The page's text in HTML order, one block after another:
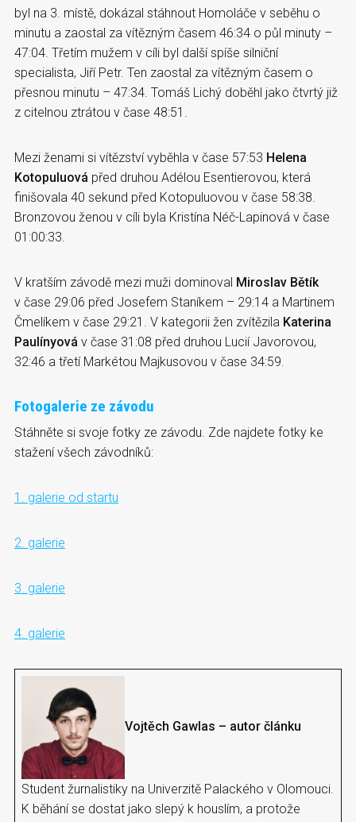
byl na 3. místě, dokázal stáhnout Homoláče v seběhu o
minutu a zaostal za vítězným časem 46:34 o půl minuty –
47:04. Třetím mužem v cíli byl další spíše silniční
specialista, Jiří Petr. Ten zaostal za vítězným časem o
přesnou minutu – 47:34. Tomáš Lichý doběhl jako čtvrtý již
z citelnou ztrátou v čase 48:51.
Mezi ženami si vítězství vyběhla v čase 57:53 Helena
Kotopuluová před druhou Adélou Esentierovou, která
finišovala 40 sekund před Kotopuluovou v čase 58:38.
Bronzovou ženou v cíli byla Kristína Néč-Lapinová v čase
01:00:33.
V kratším závodě mezi muži dominoval Miroslav Bětík
v čase 29:06 před Josefem Staníkem – 29:14 a Martinem
Čmelíkem v čase 29:21. V kategorii žen zvítězila Katerina
Paulínyová v čase 31:08 před druhou Lucií Javorovou,
32:46 a třetí Markétou Majkusovou v čase 34:59.
Fotogalerie ze závodu
Stáhněte si svoje fotky ze závodu. Zde najdete fotky ke
stažení všech závodníků:
1. galerie od startu
2. galerie
3. galerie
4. galerie
Vojtěch Gawlas – autor článku
Student žurnalistiky na Univerzitě Palackého v Olomouci.
K běhání se dostat jako slepý k houslím, a protože